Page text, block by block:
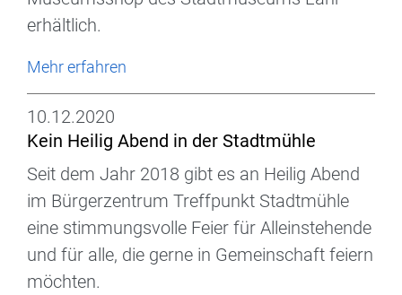
erhältlich.
Mehr erfahren
10.12.2020
Kein Heilig Abend in der Stadtmühle
Seit dem Jahr 2018 gibt es an Heilig Abend
im Bürgerzentrum Treffpunkt Stadtmühle
eine stimmungsvolle Feier für Alleinstehende
und für alle, die gerne in Gemeinschaft feiern
möchten.